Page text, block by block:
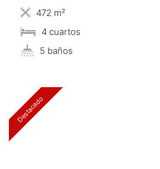
472 m²
4 сuartos
5 baños
Destacado